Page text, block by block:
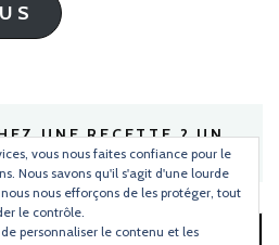
UNE RECETTE ? UN
?
vous nous faites confiance pour le
Nous savons qu'il s'agit d'une lourde
nous efforçons de les protéger, tout
le contrôle.
personnaliser le contenu et les